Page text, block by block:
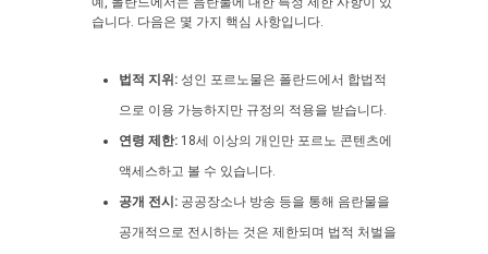
습니다. 다음은 몇 가지 핵심 사항입니다.
법적 지위: 성인 포르노물은 폴란드에서 합법적
으로 이용 가능하지만 규정의 적용을 받습니다.
연령 제한: 18세 이상의 개인만 포르노 콘텐츠에
액세스하고 볼 수 있습니다.
공개 전시: 공공장소나 방송 등을 통해 음란물을
공개적으로 전시하는 것은 제한되며 법적 처벌을